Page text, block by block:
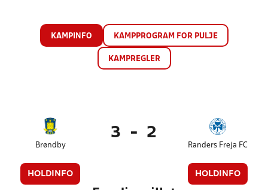
KAMPINFO KAMPPROGRAM FOR PULJE
KAMPREGLER
Brøndby
HOLDINFO
3 - 2
Randers Freja FC
HOLDINFO